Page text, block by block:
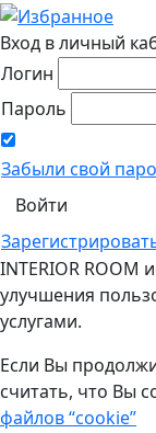
Вход в личный
Логин
Пароль
Забыли свой
INTERIOR ROOM
улучшения
услугами.
Если Вы
считать, что Вы
файлов “cookie”